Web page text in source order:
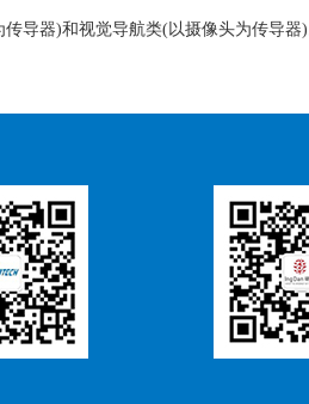
导器)和视觉导航类(以摄像头为传导器